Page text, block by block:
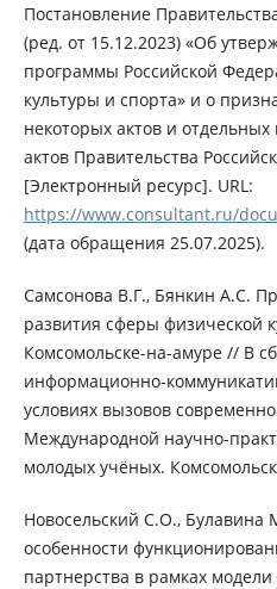
Постановление
(ред. от 15.12.2023) «Об
программы Российской
культуры и спорта» и о
некоторых актов и
актов Правительства
[Электронный ресурс]. URL:
https://www.consultant.ru/
(дата обращения 25.07.2025).
Самсонова В.Г., Бянкин А.С.
развития сферы физической
Комсомольске-на-амуре // В
информационно-
условиях вызовов
Международной научно-
молодых учёных.
Новосельский С.О., Булавина
особенности
партнерства в рамках